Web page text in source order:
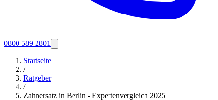
0800 589 2801
Startseite
/
Ratgeber
/
Zahnersatz in Berlin - Expertenvergleich 2025